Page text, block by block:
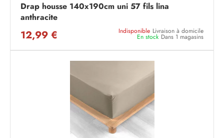
Drap housse 140x190cm uni 57 fils lina
anthracite
12,99 € Indisponible Livraison à domicile
En stock Dans 1 magasins